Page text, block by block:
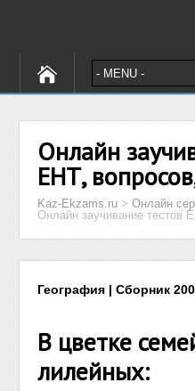
Онлайн
ЕНТ,
Kaz-Ekzams.ru >Онлайн
Онлайн заучивание тестов
География | Сборник
В цветке
лилейных: